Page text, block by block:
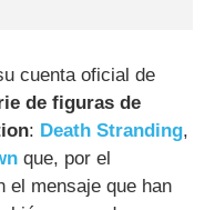
cuenta oficial de
de figuras de
: Death Stranding,
que, por el
el mensaje que han